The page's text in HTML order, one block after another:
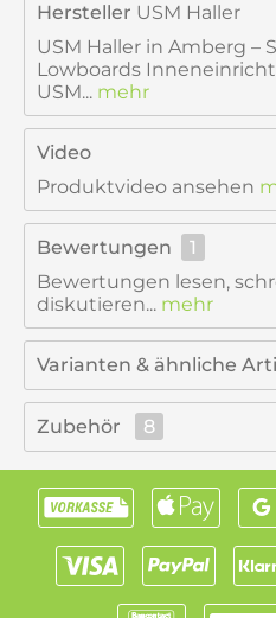
Hersteller USM Haller
USM Haller in Amberg –
Lowboards
USM... mehr
Video
Produktvideo ansehen
Bewertungen
1
Bewertungen lesen,
diskutieren... mehr
Varianten & ähnliche
Zubehör 8